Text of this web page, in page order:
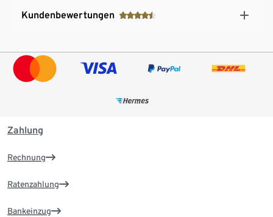
Kundenbewertungen
Zahlung
Rechnung
Ratenzahlung
Bankeinzug